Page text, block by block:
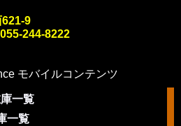
9
244-8222
モバイルコンテンツ
一覧
一覧